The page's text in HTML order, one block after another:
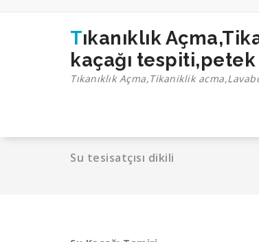
Tıkanıklık Açma,Tikaniklik acma,Lavabo açıcı,Pimaş açma,Tıkalı boru açma,Su
kaçağı
Tıkanıklık Açma,Tikaniklik
Su tesisatçısı dikili